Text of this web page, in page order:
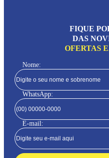
FIQUE
DAS
OFERTAS
Nome:
WhatsApp:
E-mail: